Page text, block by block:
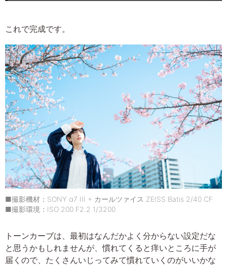
これで完成です。
■撮影機材：SONY α7 III + カールツァイス ZEISS Batis 2/40 CF
■撮影環境：ISO 200 F2.2 1/3200
トーンカーブは、最初はなんだかよく分からない設定だな
と思うかもしれませんが、慣れてくると痒いところに手が
届くので、たくさんいじってみて慣れていくのがいいかな